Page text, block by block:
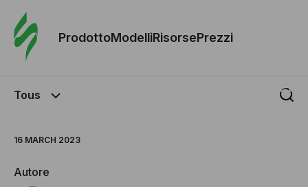
ProdottoModelliRisorsePrezzi
Modelli
Tous
16 MARCH 2023
Autore